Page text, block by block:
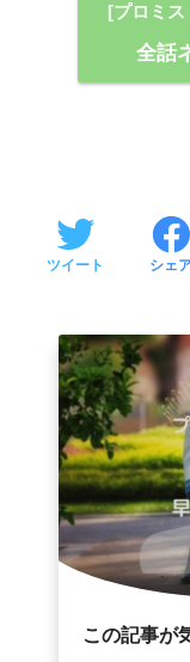
[プロミ
全話
ツイート シェ
この記事が